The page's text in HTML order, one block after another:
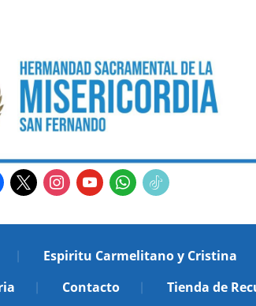
x instagram
youtubewhatsapp
tiktok2
Espiritu Carmelitano y Cristina
Contacto Tienda de